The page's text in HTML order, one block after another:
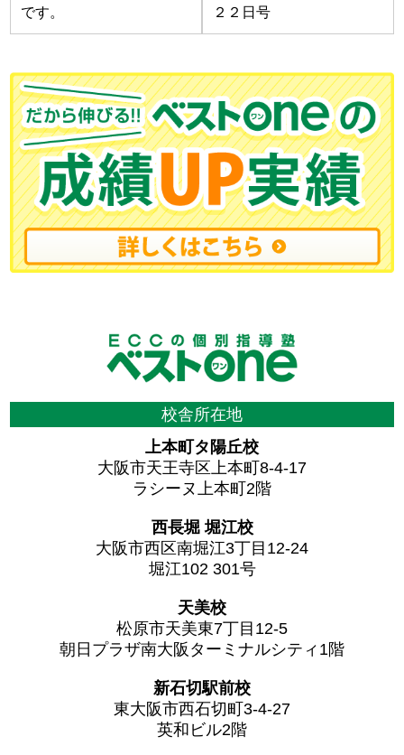
です。
２２日号
校舎所在地
上本町タ陽丘校
大阪市天王寺区上本町8-4-17
ラシーヌ上本町2階
西長堀 堀江校
大阪市西区南堀江3丁目12-24
堀江102 301号
天美校
松原市天美東7丁目12-5
朝日プラザ南大阪ターミナルシティ1階
新石切駅前校
東大阪市西石切町3-4-27
英和ビル2階